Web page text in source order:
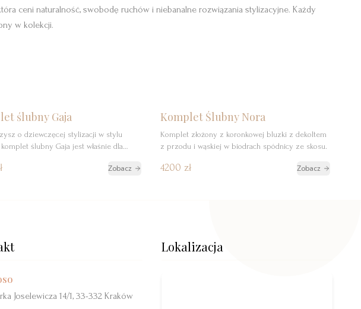
ceni naturalność, swobodę ruchów i niebanalne rozwiązania stylizacyjne. Każdy
w kolekcji.
ślubny Gaja
o dziewczęcej stylizacji w stylu
ślubny Gaja jest właśnie dla
z delikatną nonszalancją,
Zobacz
Komplet Ślubny Nora
Komplet złożony z koronkowej bluzki z dekoltem
z przodu i wąskiej w biodrach spódnicy ze skosu.
4200 zł Zobacz
Joselewicza 14/1, 33-332 Kraków
Lokalizacja